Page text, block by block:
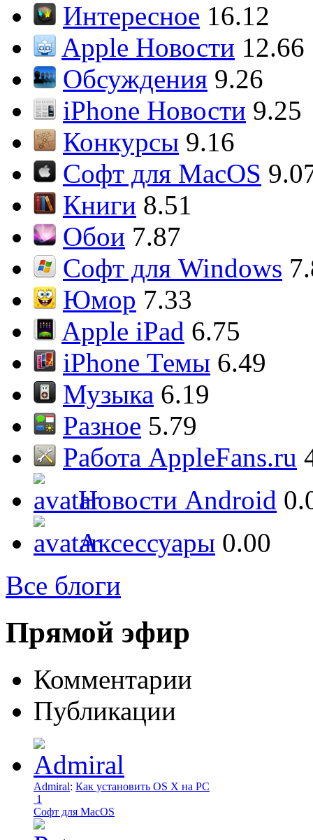
Интересное 16.12
Apple Новости 12.66
Обсуждения 9.26
iPhone Новости 9.25
Конкурсы 9.16
Софт для MacOS
Книги 8.51
Обои 7.87
Софт для Windows
Юмор 7.33
Apple iPad 6.75
iPhone Темы 6.49
Музыка 6.19
Разное 5.79
Работа AppleFans.ru
Новости Android
Аксессуары 0.00
Все блоги
Прямой эфир
Комментарии
Публикации
Admiral: Как установить OS X на PC
1
Софт для MacOS